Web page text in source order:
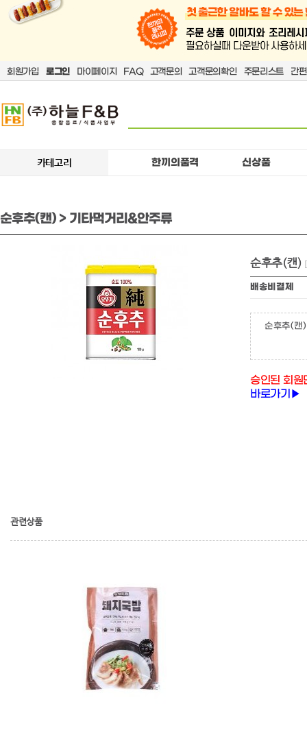
회원가입 로그인 마이페이지 FAQ 고객문의 고객문의확인 주문리스트 간
카테고리 한끼의품격 신상품
순후추(캔) > 기타먹거리&안주류
순후추(캔)
배송비결제
순후추(캔)
승인된 회원
바로가기▶
관련상품